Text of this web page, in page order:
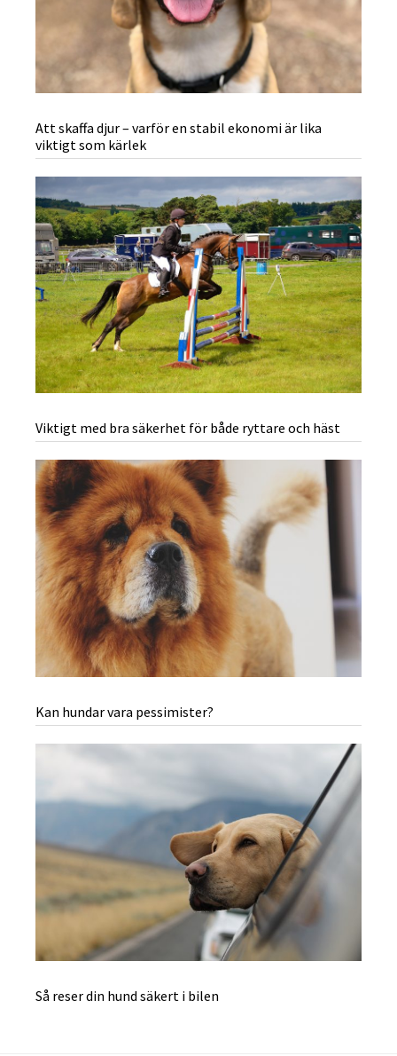
Att skaffa djur – varför en stabil ekonomi är lika
viktigt som kärlek
Viktigt med bra säkerhet för både ryttare och häst
Kan hundar vara pessimister?
Så reser din hund säkert i bilen